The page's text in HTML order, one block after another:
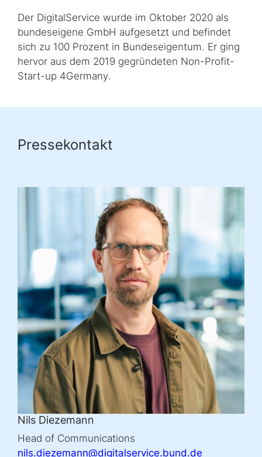
Der DigitalService wurde im Oktober 2020 als
bundeseigene GmbH aufgesetzt und befindet
sich zu 100 Prozent in Bundeseigentum. Er ging
hervor aus dem 2019 gegründeten Non-Profit-
Start-up 4Germany.
Pressekontakt
Nils Diezemann
Head of Communications
nils.diezemann@digitalservice.bund.de